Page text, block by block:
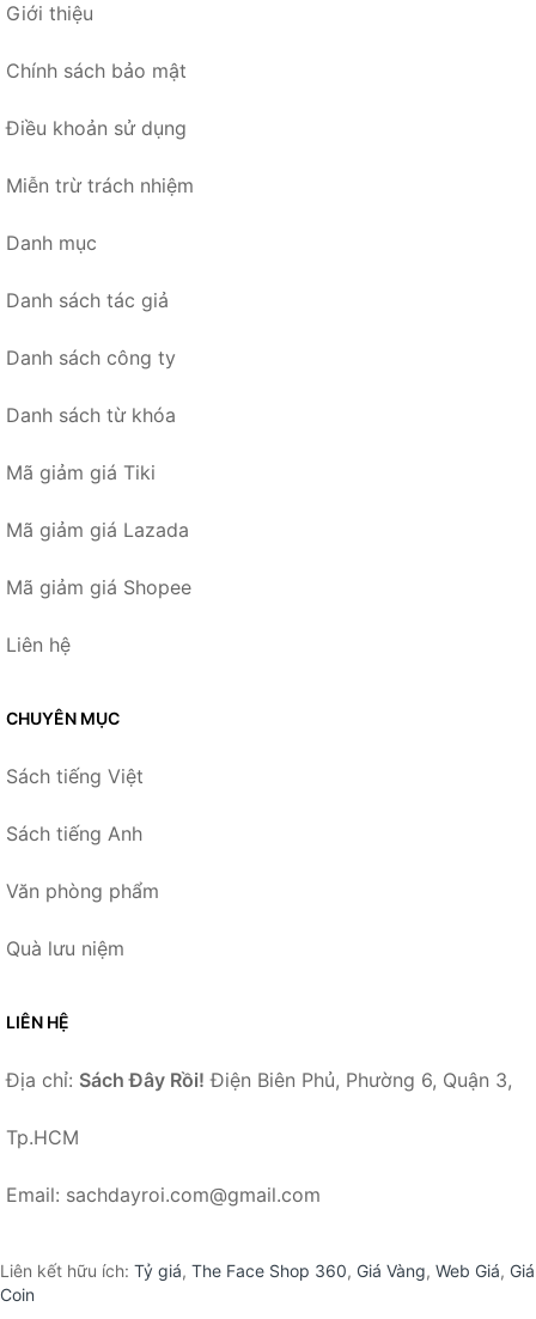
Giới thiệu
Chính sách bảo mật
Điều khoản sử dụng
Miễn trừ trách nhiệm
Danh mục
Danh sách tác giả
Danh sách công ty
Danh sách từ khóa
Mã giảm giá Tiki
Mã giảm giá Lazada
Mã giảm giá Shopee
Liên hệ
CHUYÊN MỤC
Sách tiếng Việt
Sách tiếng Anh
Văn phòng phẩm
Quà lưu niệm
LIÊN HỆ
Địa chỉ: Sách Đây Rồi! Điện Biên Phủ, Phường 6, Quận 3,
Tp.HCM
Email: sachdayroi.com@gmail.com
Liên kết hữu ích: Tỷ giá, The Face Shop 360, Giá Vàng, Web Giá, Giá
Coin